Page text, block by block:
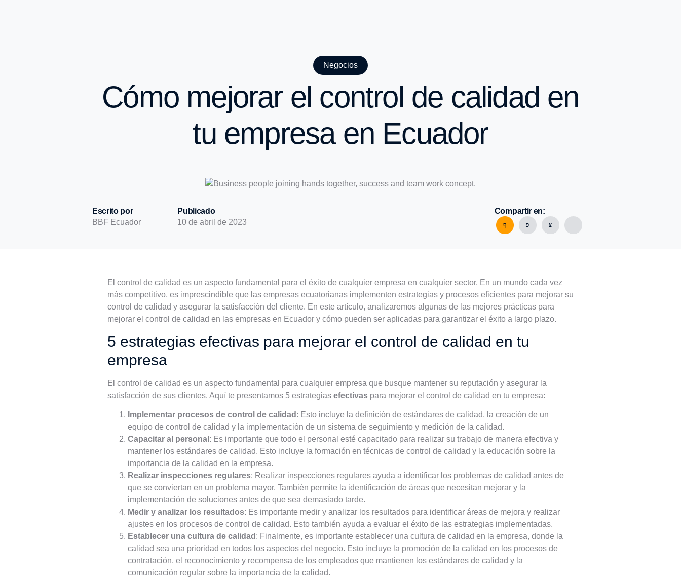
Negocios
Cómo mejorar el control de calidad en
tu empresa en Ecuador
Escrito por
BBF Ecuador
Publicado
10 de abril de 2023
Compartir en:
El control de calidad es un aspecto fundamental para el éxito de cualquier empresa en cualquier sector. En un mundo cada vez
más competitivo, es imprescindible que las empresas ecuatorianas implementen estrategias y procesos eficientes para mejorar su
control de calidad y asegurar la satisfacción del cliente. En este artículo, analizaremos algunas de las mejores prácticas para
mejorar el control de calidad en las empresas en Ecuador y cómo pueden ser aplicadas para garantizar el éxito a largo plazo.
5 estrategias efectivas para mejorar el control de calidad en tu
empresa
El control de calidad es un aspecto fundamental para cualquier empresa que busque mantener su reputación y asegurar la
satisfacción de sus clientes. Aquí te presentamos 5 estrategias efectivas para mejorar el control de calidad en tu empresa:
Implementar procesos de control de calidad : Esto incluye la definición de estándares de calidad, la creación de un
equipo de control de calidad y la implementación de un sistema de seguimiento y medición de la calidad.
Capacitar al personal : Es importante que todo el personal esté capacitado para realizar su trabajo de manera efectiva y
mantener los estándares de calidad. Esto incluye la formación en técnicas de control de calidad y la educación sobre la
importancia de la calidad en la empresa.
Realizar inspecciones regulares: Realizar inspecciones regulares ayuda a identificar los problemas de calidad antes de
que se conviertan en un problema mayor. También permite la identificación de áreas que necesitan mejorar y la
implementación de soluciones antes de que sea demasiado tarde.
Medir y analizar los resultados: Es importante medir y analizar los resultados para identificar áreas de mejora y realizar
ajustes en los procesos de control de calidad. Esto también ayuda a evaluar el éxito de las estrategias implementadas.
Establecer una cultura de calidad : Finalmente, es importante establecer una cultura de calidad en la empresa, donde la
calidad sea una prioridad en todos los aspectos del negocio. Esto incluye la promoción de la calidad en los procesos de
contratación, el reconocimiento y recompensa de los empleados que mantienen los estándares de calidad y la
comunicación regular sobre la importancia de la calidad.